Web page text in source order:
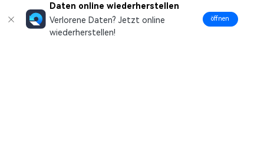
Daten online wiederherstellen
Verlorene Daten? Jetzt online
wiederherstellen!
öffnen